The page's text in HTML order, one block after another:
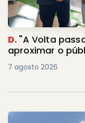
D. "A Volta
aproximar o
7 agosto 2026